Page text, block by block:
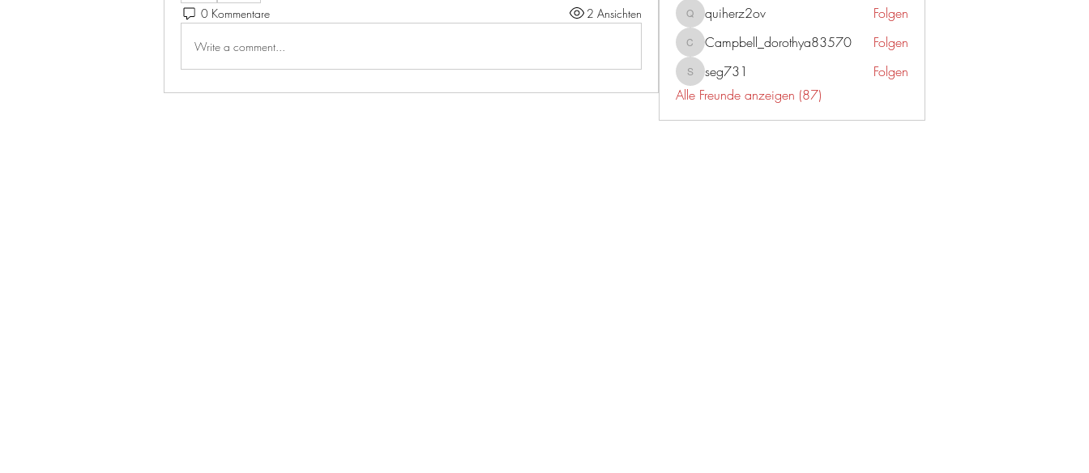
0 Kommentare 2 Ansichten
Write a comment...
quiherz2ov
quiherz2ov Folgen
Campbell_dorothya83570
Campbell_dorothya83570 Folgen
seg731seg731
Folgen
Alle Freunde anzeigen (87)